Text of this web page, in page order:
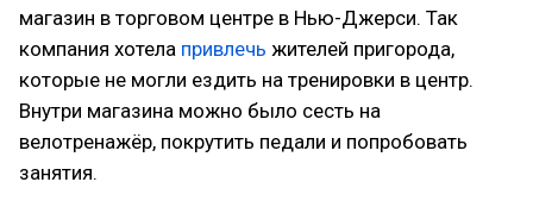
магазин в торговом центре в Нью-Джерси. Так
компания хотела привлечь жителей пригорода,
которые не могли ездить на тренировки в центр.
Внутри магазина можно было сесть на
велотренажёр, покрутить педали и попробовать
занятия.